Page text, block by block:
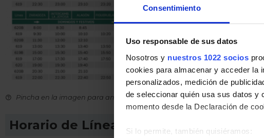
Consentimiento
Uso responsable de sus datos
Nosotros y nuestros 1022 socios
cookies para almacenar y acceder la
personalizados, medición de
de seleccionar quién usa sus datos y
momento desde la Declaración de
Si lo permite, también quisiéramos:
Pincha en la imagen para ampliarla a pantalla completa.
Horario de Línea 620